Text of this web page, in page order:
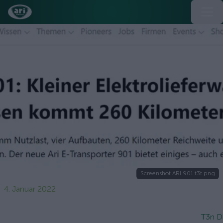
Screenshot ARI 901 t3t.png
4. Januar 2022
T3n